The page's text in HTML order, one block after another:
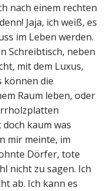
nach einem rechten
Jaja, ich weiß, es
im Leben werden.
Schreibtisch, neben
mit dem Luxus,
können die
Raum leben, oder
kaum was
mir meinte, im
Dörfer, tote
nicht zu sagen. Ich
ab. Ich kann es